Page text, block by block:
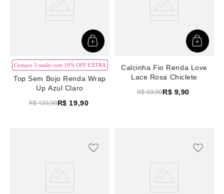
Compre 3 sutiãs com 10% OFF EXTRA
Top Sem Bojo Renda Wrap
Up Azul Claro
R$ 129,90R$ 19,90
Calcinha Fio Renda Love
Lace Rosa Chiclete
R$ 59,90R$ 9,90